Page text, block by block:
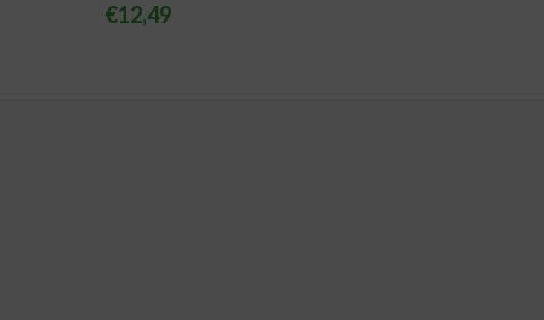
€12,49